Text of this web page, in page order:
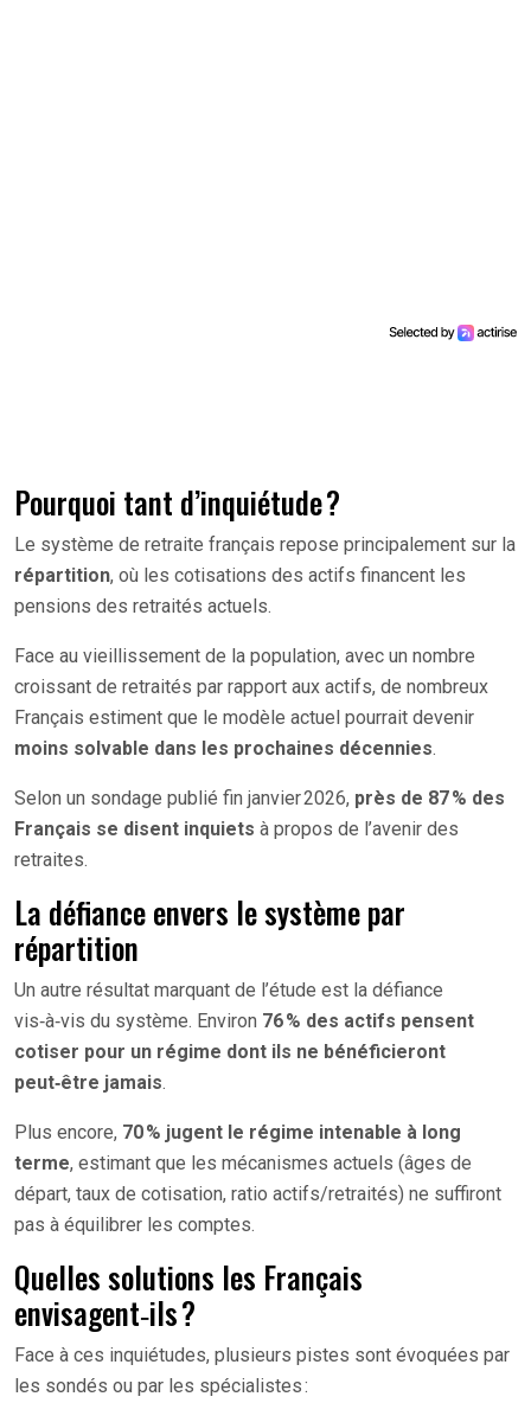
Pourquoi tant d’inquiétude ?
Le système de retraite français repose principalement sur la
répartition, où les cotisations des actifs financent les
pensions des retraités actuels.
Face au vieillissement de la population, avec un nombre
croissant de retraités par rapport aux actifs, de nombreux
Français estiment que le modèle actuel pourrait devenir
moins solvable dans les prochaines décennies.
Selon un sondage publié fin janvier 2026, près de 87 % des
Français se disent inquiets à propos de l’avenir des
retraites.
La défiance envers le système par
répartition
Un autre résultat marquant de l’étude est la défiance
vis‑à‑vis du système. Environ 76 % des actifs pensent
cotiser pour un régime dont ils ne bénéficieront
peut‑être jamais.
Plus encore, 70 % jugent le régime intenable à long
terme, estimant que les mécanismes actuels (âges de
départ, taux de cotisation, ratio actifs/retraités) ne suffiront
pas à équilibrer les comptes.
Quelles solutions les Français
envisagent‑ils ?
Face à ces inquiétudes, plusieurs pistes sont évoquées par
les sondés ou par les spécialistes :